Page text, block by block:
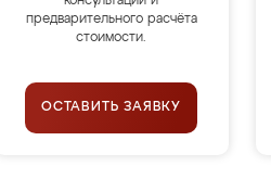
предварительного расчёта
стоимости.
ОСТАВИТЬ ЗАЯВКУ